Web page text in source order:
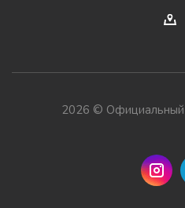
2026 © Официальный